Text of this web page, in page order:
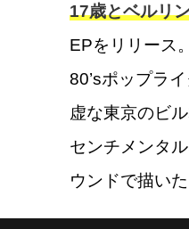
17歳とベルリ
EPをリリース
80’sポップラ
虚な東京のビ
センチメンタ
ウンドで描いた